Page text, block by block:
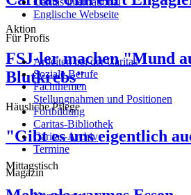
Aktion
FSJ-ler machen "Mund
Blutkrebs"
Häusliche Pflege
"Gibt es uns eigentlich
Mittagstisch
Englische Webseite
Für Profis
Arbeiten bei der Caritas
Soziale Berufe
Fachthemen
Stellungnahmen und Positionen
Fortbildung
Caritas-Bibliothek
Caritas-Archiv
Termine
Magazin